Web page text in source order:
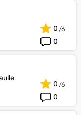
0
0
0
0